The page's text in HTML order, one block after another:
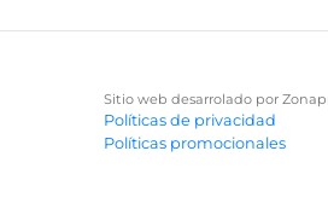
Sitio web desarrolado por
Políticas de privacidad
Políticas promocionales